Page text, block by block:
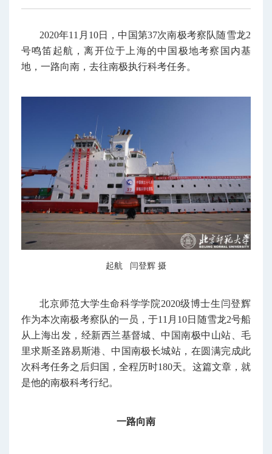
2020年11月10日，中国第37次南极考察队随雪龙2
号鸣笛起航，离开位于上海的中国极地考察国内基
地，一路向南，去往南极执行科考任务。
起航 闫登辉 摄
北京师范大学生命科学学院2020级博士生闫登辉
作为本次南极考察队的一员，于11月10日随雪龙2号船
从上海出发，经新西兰基督城、中国南极中山站、毛
里求斯圣路易斯港、中国南极长城站，在圆满完成此
次科考任务之后归国，全程历时180天。这篇文章，就
是他的南极科考行纪。
一路向南